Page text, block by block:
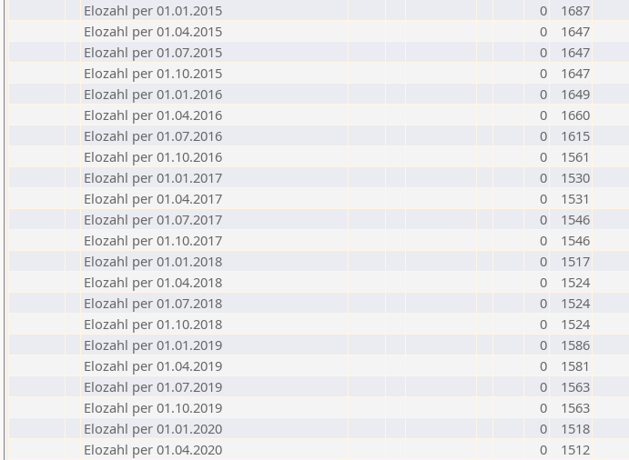
Elozahl per 01.01.2015
0
1687
Elozahl per 01.04.2015
0
1647
Elozahl per 01.07.2015
0
1647
Elozahl per 01.10.2015
0
1647
Elozahl per 01.01.2016
0
1649
Elozahl per 01.04.2016
0
1660
Elozahl per 01.07.2016
0
1615
Elozahl per 01.10.2016
0
1561
Elozahl per 01.01.2017
0
1530
Elozahl per 01.04.2017
0
1531
Elozahl per 01.07.2017
0
1546
Elozahl per 01.10.2017
0
1546
Elozahl per 01.01.2018
0
1517
Elozahl per 01.04.2018
0
1524
Elozahl per 01.07.2018
0
1524
Elozahl per 01.10.2018
0
1524
Elozahl per 01.01.2019
0
1586
Elozahl per 01.04.2019
0
1581
Elozahl per 01.07.2019
0
1563
Elozahl per 01.10.2019
0
1563
Elozahl per 01.01.2020
0
1518
Elozahl per 01.04.2020
0
1512